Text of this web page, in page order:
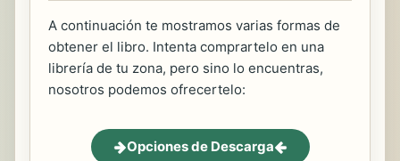
A continuación te mostramos varias formas de
obtener el libro. Intenta comprartelo en una
librería de tu zona, pero sino lo encuentras,
nosotros podemos ofrecertelo:
Opciones de Descarga